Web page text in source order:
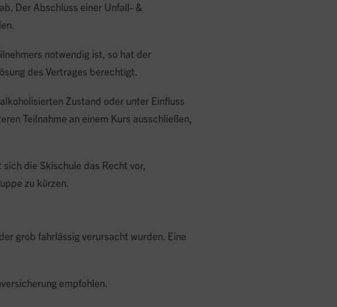
Der Abschluss einer Unfall- &
notwendig ist, so hat der
des Vertrages berechtigt.
Zustand oder unter Einfluss
Teilnahme an einem Kurs ausschließen,
die Skischule das Recht vor,
zu kürzen.
grob fahrlässig verursacht wurden. Eine
empfohlen.